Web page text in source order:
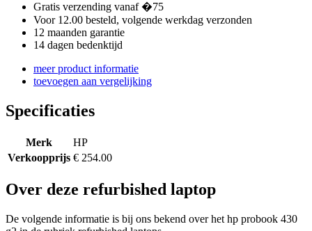
Gratis verzending vanaf �75
Voor 12.00 besteld, volgende werkdag verzonden
12 maanden garantie
14 dagen bedenktijd
meer product informatie
toevoegen aan vergelijking
Specificaties
Merk
HP
Verkoopprijs € 254.00
Over deze refurbished laptop
De volgende informatie is bij ons bekend over het hp probook 430